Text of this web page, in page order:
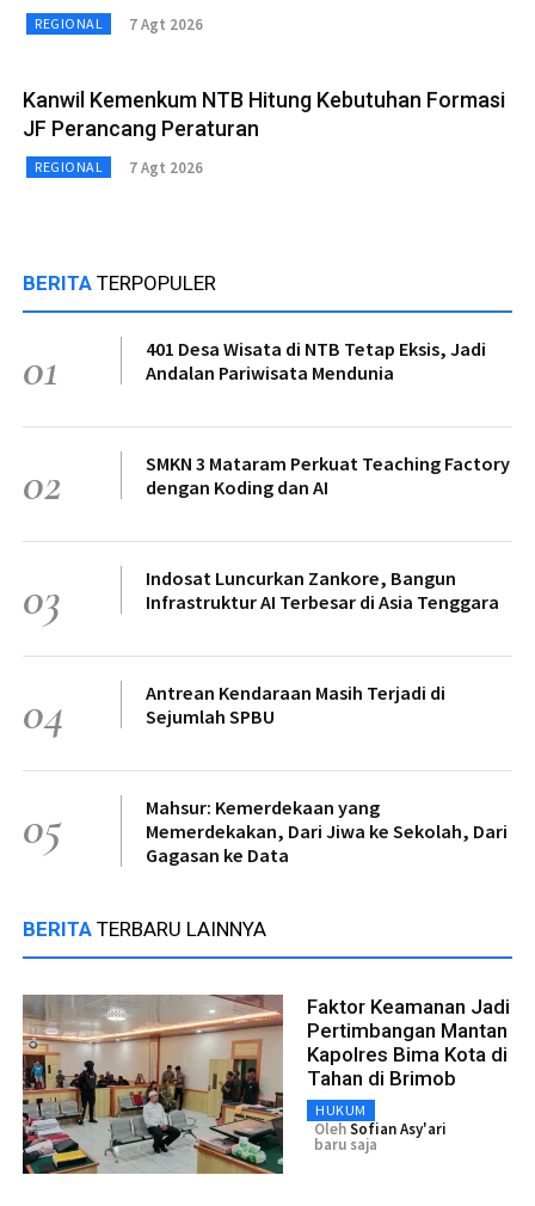
REGIONAL 7 Agt 2026
Kanwil Kemenkum NTB Hitung Kebutuhan Formasi
JF Perancang Peraturan
REGIONAL 7 Agt 2026
BERITA TERPOPULER
01
401 Desa Wisata di NTB Tetap Eksis, Jadi
Andalan Pariwisata Mendunia
02
SMKN 3 Mataram Perkuat Teaching Factory
dengan Koding dan AI
03
Indosat Luncurkan Zankore, Bangun
Infrastruktur AI Terbesar di Asia Tenggara
04
Antrean Kendaraan Masih Terjadi di
Sejumlah SPBU
05
Mahsur: Kemerdekaan yang
Memerdekakan, Dari Jiwa ke Sekolah, Dari
Gagasan ke Data
BERITA TERBARU LAINNYA
Faktor Keamanan Jadi
Pertimbangan Mantan
Kapolres Bima Kota di
Tahan di Brimob
HUKUM
OlehSofian Asy'ari
baru saja